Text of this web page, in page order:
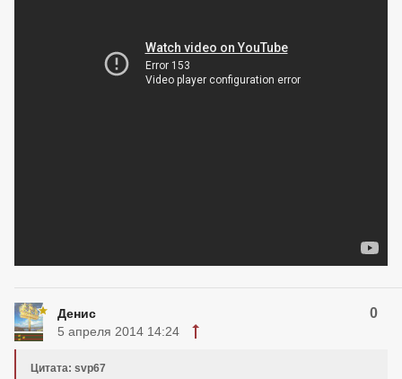
Денис 0
5 апреля 2014 14:24
Цитата: svp67